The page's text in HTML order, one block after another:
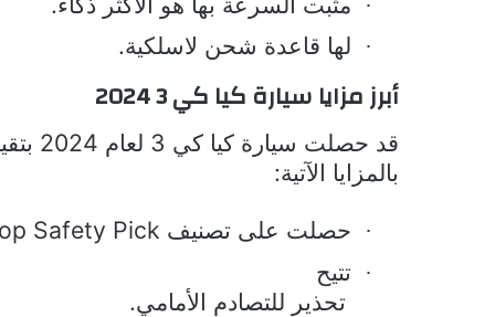
· لها قاعدة شحن لاسلكية.
أبرز مزايا سيارة كيا كي 3 2024
قد حصلت سيارة كيا كي 3 لعام 2024 بتقييم أمان خمس نجوم، وتأتي
بالمزايا الآتية:
· حصلت على تصنيف Safety Pick
· تتيح
تحذير للتصادم الأمامي.